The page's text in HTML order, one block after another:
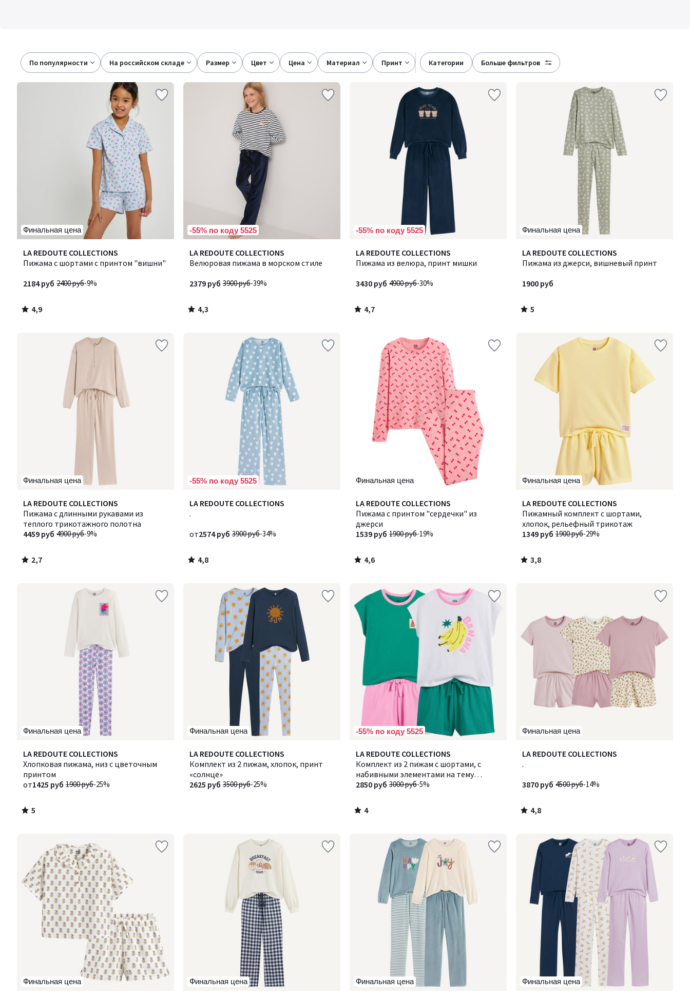
По популярности на российском складе размер цвет цена материал принт категории больше фильтров
Финальная цена
LA REDOUTE COLLECTIONS
Пижама с шортами с принтом "вишни"
2400 руб-9%
2184 руб
4,9
/ 5
4,9
/
-55% по коду 5525
LA REDOUTE COLLECTIONS
Велюровая пижама в морском стиле
3900 руб-39%
2379 руб
4,3
/ 5
4,3
/
-55% по коду 5525
LA REDOUTE COLLECTIONS
Пижама из велюра, принт мишки
4900 руб-30%
3430 руб
4,7
/ 5
4,7
/
Финальная цена
LA REDOUTE COLLECTIONS
Пижама из джерси, вишневый принт
1900 руб
5
/
5
/
Финальная цена
LA REDOUTE COLLECTIONS
Пижама с длинными рукавами из
теплого трикотажного полотна
4900 руб-9%
4459 руб
2,7
/ 5
2,7
/
-55% по коду 5525
LA REDOUTE COLLECTIONS
.
3900 руб-34%
от2574 руб
4,8
4,8
/
Финальная цена
LA REDOUTE COLLECTIONS
Пижама с принтом "сердечки" из
джерси
1900 руб-19%
1539 руб
4,6
/ 5
4,6
/
Финальная цена
LA REDOUTE COLLECTIONS
Пижамный комплект с шортами,
хлопок, рельефный трикотаж
1900 руб-29%
1349 руб
3,8
/ 5
3,8
/
Финальная цена
LA REDOUTE COLLECTIONS
Хлопковая пижама, низ с цветочным
принтом
1900 руб-25%
от1425 руб
5
/
5
5
/
Финальная цена
LA REDOUTE COLLECTIONS
Комплект из 2 пижам, хлопок, принт
«солнце»
3500 руб-25%
2625 руб
-55% по коду 5525
LA REDOUTE COLLECTIONS
Комплект из 2 пижам с шортами, с
набивными элементами на тему
фруктов 3000 руб-5%
2850 руб
4
/
5
4
/
Финальная цена
LA REDOUTE COLLECTIONS
.
4500 руб-14%
3870 руб
4,8
4,8
/
Финальная цена Финальная цена Финальная цена Финальная цена